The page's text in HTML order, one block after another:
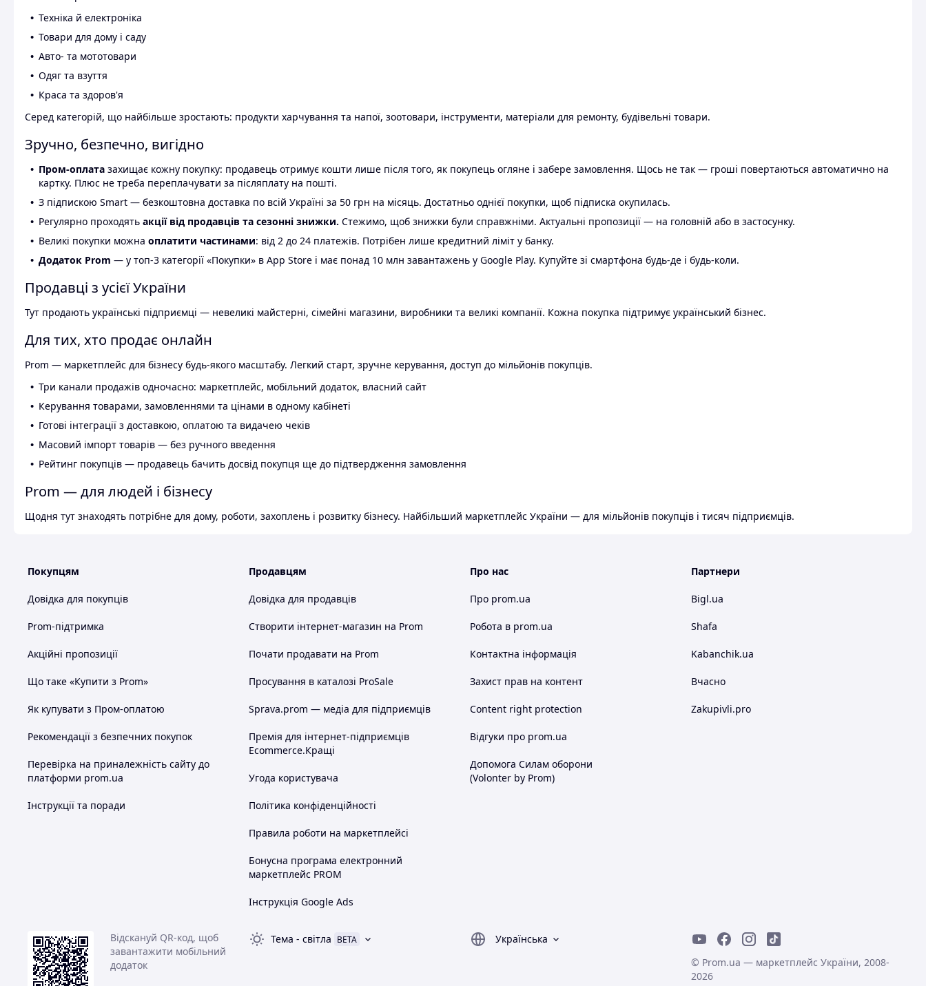
Техніка й електроніка
Товари для дому і саду
Авто- та мототовари
Одяг та взуття
Краса та здоров'я
Серед категорій, що найбільше зростають: продукти харчування та напої, зоотовари, інструменти, матеріали для ремонту, будівельні товари.
Зручно, безпечно, вигідно
Пром-оплата захищає кожну покупку: продавець отримує кошти лише після того, як покупець огляне і забере замовлення. Щось не так — гроші повертаються автоматично на
картку. Плюс не треба переплачувати за післяплату на пошті.
З підпискою Smart — безкоштовна доставка по всій Україні за 50 грн на місяць. Достатньо однієї покупки, щоб підписка окупилась.
Регулярно проходять акції від продавців та сезонні знижки. Стежимо, щоб знижки були справжніми. Актуальні пропозиції — на головній або в застосунку.
Великі покупки можна оплатити частинами: від 2 до 24 платежів. Потрібен лише кредитний ліміт у банку.
Додаток Prom — у топ-3 категорії «Покупки» в App Store і має понад 10 млн завантажень у Google Play. Купуйте зі смартфона будь-де і будь-коли.
Продавці з усієї України
Тут продають українські підприємці — невеликі майстерні, сімейні магазини, виробники та великі компанії. Кожна покупка підтримує український бізнес.
Для тих, хто продає онлайн
Prom — маркетплейс для бізнесу будь-якого масштабу. Легкий старт, зручне керування, доступ до мільйонів покупців.
Три канали продажів одночасно: маркетплейс, мобільний додаток, власний сайт
Керування товарами, замовленнями та цінами в одному кабінеті
Готові інтеграції з доставкою, оплатою та видачею чеків
Масовий імпорт товарів — без ручного введення
Рейтинг покупців — продавець бачить досвід покупця ще до підтвердження замовлення
Prom — для людей і бізнесу
Щодня тут знаходять потрібне для дому, роботи, захоплень і розвитку бізнесу. Найбільший маркетплейс України — для мільйонів покупців і тисяч підприємців.
Покупцям
Довідка для покупців
Prom-підтримка
Акційні пропозиції
Що таке «Купити з Prom»
Як купувати з Пром-оплатою
Рекомендації з безпечних покупок
Перевірка на приналежність сайту до
платформи prom.ua
Інструкції та поради
Продавцям
Довідка для продавців
Створити інтернет-магазин на Prom
Почати продавати на Prom
Просування в каталозі ProSale
Sprava.prom — медіа для підприємців
Премія для інтернет-підприємців
Ecommerce.Кращі
Угода користувача
Політика конфіденційності
Правила роботи на маркетплейсі
Бонусна програма електронний
маркетплейс PROM
Інструкція Google Ads
Про нас
Про prom.ua
Робота в prom.ua
Контактна інформація
Захист прав на контент
Content right protection
Відгуки про prom.ua
Допомога Силам оборони
(Volonter by Prom)
Партнери
Bigl.ua
Shafa
Kabanchik.ua
Вчасно
Zakupivli.pro
Відскануй QR-код, щоб
завантажити мобільний
додаток
Тема - світла BETA
Українська
© Prom.ua — маркетплейс України, 2008-
2026